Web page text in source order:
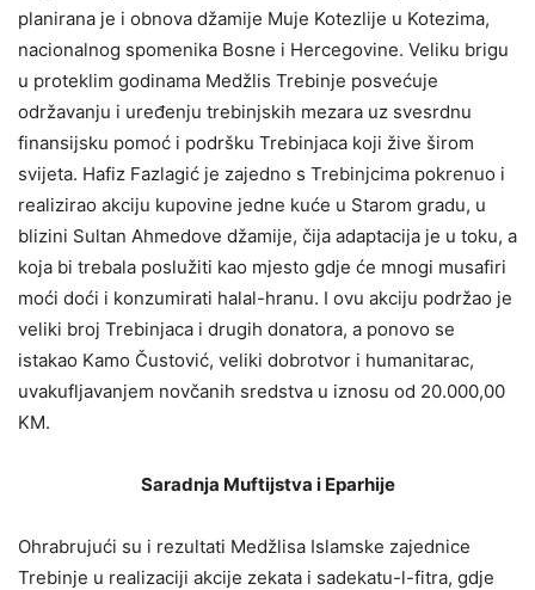
planirana je i obnova džamije Muje Kotezlije u Kotezima,
nacionalnog spomenika Bosne i Hercegovine. Veliku brigu
u proteklim godinama Medžlis Trebinje posvećuje
održavanju i uređenju trebinjskih mezara uz svesrdnu
finansijsku pomoć i podršku Trebinjaca koji žive širom
svijeta. Hafiz Fazlagić je zajedno s Trebinjcima pokrenuo i
realizirao akciju kupovine jedne kuće u Starom gradu, u
blizini Sultan Ahmedove džamije, čija adaptacija je u toku, a
koja bi trebala poslužiti kao mjesto gdje će mnogi musafiri
moći doći i konzumirati halal-hranu. I ovu akciju podržao je
veliki broj Trebinjaca i drugih donatora, a ponovo se
istakao Kamo Čustović, veliki dobrotvor i humanitarac,
uvakufljavanjem novčanih sredstva u iznosu od 20.000,00
KM.
Saradnja Muftijstva i Eparhije
Ohrabrujući su i rezultati Medžlisa Islamske zajednice
Trebinje u realizaciji akcije zekata i sadekatu-l-fitra, gdje